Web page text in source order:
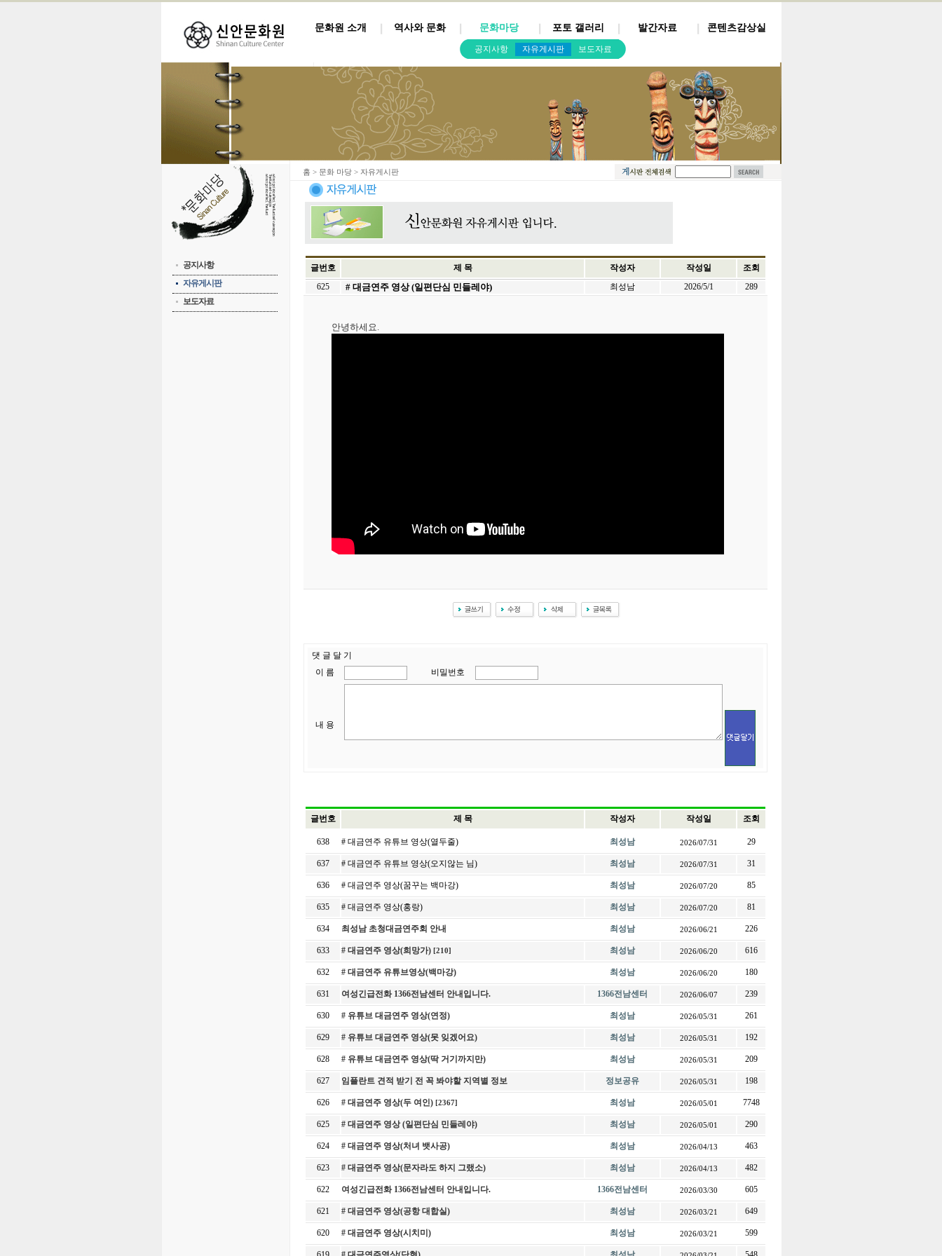
문화원 소개 역사와 문화 문화마당
공지사항 자유게시판 보도자료
포토 갤러리 발간자료 콘텐츠감상실
공지사항
자유게시판
보도자료
홈 > 문화 마당 > 자유게시판
글번호 제 목 작성자 작성일
조회
625
# 대금연주 영상 (일편단심 민들레야) 최성남 2026/5/1 289
안녕하세요.
댓 글 달 기
이 름
비밀번호
내 용
글번호 제 목 작성자 작성일 조회
638 # 대금연주 유튜브 영상(열두줄) 최성남 2026/07/31 29
637 # 대금연주 유튜브 영상(오지않는 님) 최성남 2026/07/31 31
636 # 대금연주 영상(꿈꾸는 백마강) 최성남 2026/07/20 85
635 # 대금연주 영상(홍랑) 최성남 2026/07/20 81
634 최성남 초청대금연주회 안내 최성남 2026/06/21 226
633 # 대금연주 영상(희망가) [210] 최성남 2026/06/20 616
632 # 대금연주 유튜브영상(백마강) 최성남 2026/06/20 180
631 여성긴급전화 1366전남센터 안내입니다. 1366전남센터 2026/06/07 239
630 # 유튜브 대금연주 영상(연정) 최성남 2026/05/31 261
629 # 유튜브 대금연주 영상(못 잊겠어요) 최성남 2026/05/31 192
628 # 유튜브 대금연주 영상(딱 거기까지만) 최성남 2026/05/31 209
627 임플란트 견적 받기 전 꼭 봐야할 지역별 정보 정보공유 2026/05/31 198
626 # 대금연주 영상(두 여인) [2367] 최성남 2026/05/01 7748
625 # 대금연주 영상 (일편단심 민들레야) 최성남 2026/05/01 290
624 # 대금연주 영상(처녀 뱃사공) 최성남 2026/04/13 463
623 # 대금연주 영상(문자라도 하지 그랬소) 최성남 2026/04/13 482
622 여성긴급전화 1366전남센터 안내입니다. 1366전남센터 2026/03/30 605
621 # 대금연주 영상(공항 대합실) 최성남 2026/03/21 649
620 # 대금연주 영상(시치미) 최성남 2026/03/21 599